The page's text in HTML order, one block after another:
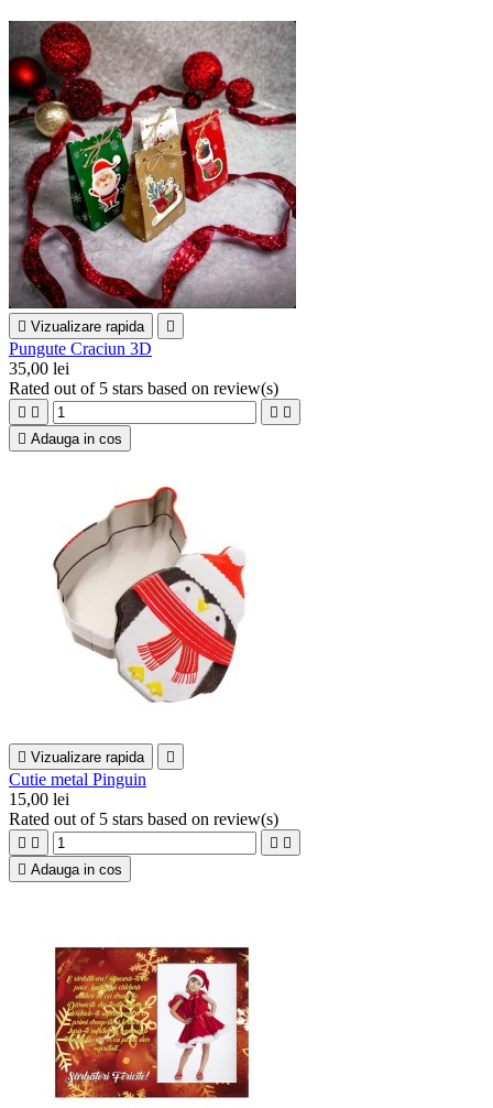
 Vizualizare rapida 
Pungute Craciun 3D
35,00 lei
Rated out of 5 stars based on review(s)
   
 Adauga in cos
 Vizualizare rapida 
Cutie metal Pinguin
15,00 lei
Rated out of 5 stars based on review(s)
   
 Adauga in cos